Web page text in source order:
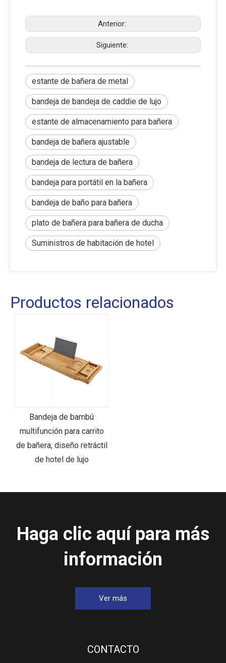
Anterior:
Siguiente:
estante de bañera de metal
bandeja de bandeja de caddie de lujo
estante de almacenamiento para bañera
bandeja de bañera ajustable
bandeja de lectura de bañera
bandeja para portátil en la bañera
bandeja de baño para bañera
plato de bañera para bañera de ducha
Suministros de habitación de hotel
Productos relacionados
Bandeja de bambú
multifunción para carrito
de bañera, diseño retráctil
de hotel de lujo
Haga clic aquí para más
información
Ver más
CONTACTO